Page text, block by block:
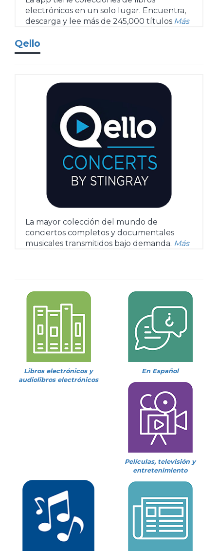
electrónicos en un solo lugar. Encuentra,
descarga y lee más de 245,000 títulos.Más
Qello
La mayor colección del mundo de
conciertos completos y documentales
musicales transmitidos bajo demanda. Más
Libros electrónicos y
audiolibros electrónicos
En Español
Películas, televisión y
entretenimiento